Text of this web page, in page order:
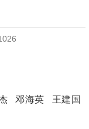
杰邓海英 王建国